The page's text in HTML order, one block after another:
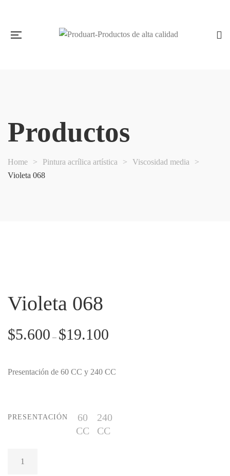
Productos
Home > Pintura acrílica artística > Viscosidad media
>
Violeta 068
Violeta 068
$5.600 – $19.100
Presentación de 60 CC y 240 CC
PRESENTACIÓN
60
CC
240
CC
VIOLETA 068